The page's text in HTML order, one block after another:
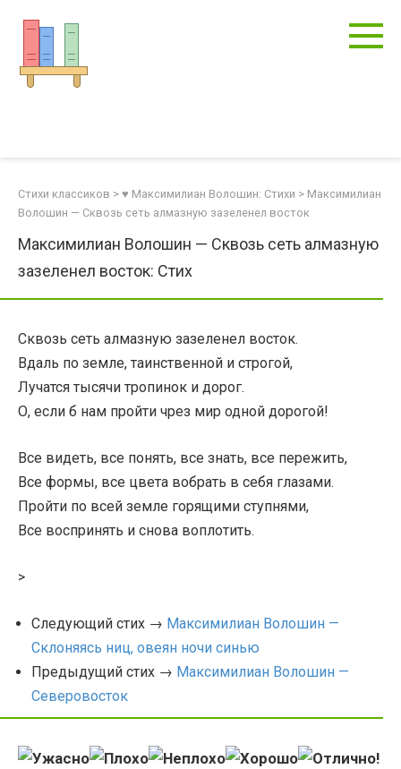
контенту
Стихи классиков > ♥ Максимилиан Волошин: Стихи > Максимилиан
Волошин — Сквозь сеть алмазную зазеленел восток
Максимилиан Волошин — Сквозь сеть алмазную
зазеленел восток: Стих
Сквозь сеть алмазную зазеленел восток.
Вдаль по земле, таинственной и строгой,
Лучатся тысячи тропинок и дорог.
О, если б нам пройти чрез мир одной дорогой!
Все видеть, все понять, все знать, все пережить,
Все формы, все цвета вобрать в себя глазами.
Пройти по всей земле горящими ступнями,
Все воспринять и снова воплотить.
>
Следующий стих → Максимилиан Волошин —
Склоняясь ниц, овеян ночи синью
Предыдущий стих → Максимилиан Волошин —
Северовосток